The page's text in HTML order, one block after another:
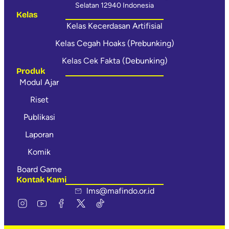
Selatan 12940 Indonesia
Kelas
Kelas Kecerdasan Artifisial
Kelas Cegah Hoaks (Prebunking)
Kelas Cek Fakta (Debunking)
Produk
Modul Ajar
Riset
Publikasi
Laporan
Komik
Board Game
Kontak Kami
lms@mafindo.or.id